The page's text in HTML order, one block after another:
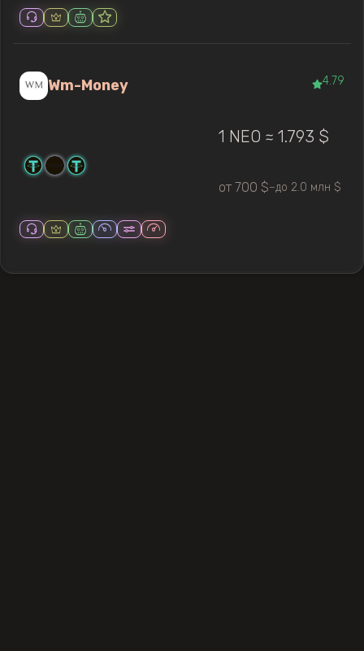
Wm-Money 4.79
1 NEO ≈ 1.793 $
от 700 $—до 2.0 млн $